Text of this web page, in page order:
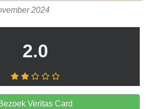
2024
2.0
Veritas Card